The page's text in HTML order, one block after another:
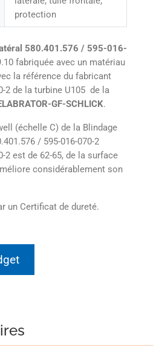
protection
580.401.576 / 595-016-
fabriquée avec un matériau
la référence du fabricant
2 de la turbine U105 de la
GF-SCHLICK.
(échelle C) de la Blindage
/ 595-016-070-2
2 est de 62-65, de la surface
considérablement son
un Certificat de dureté.